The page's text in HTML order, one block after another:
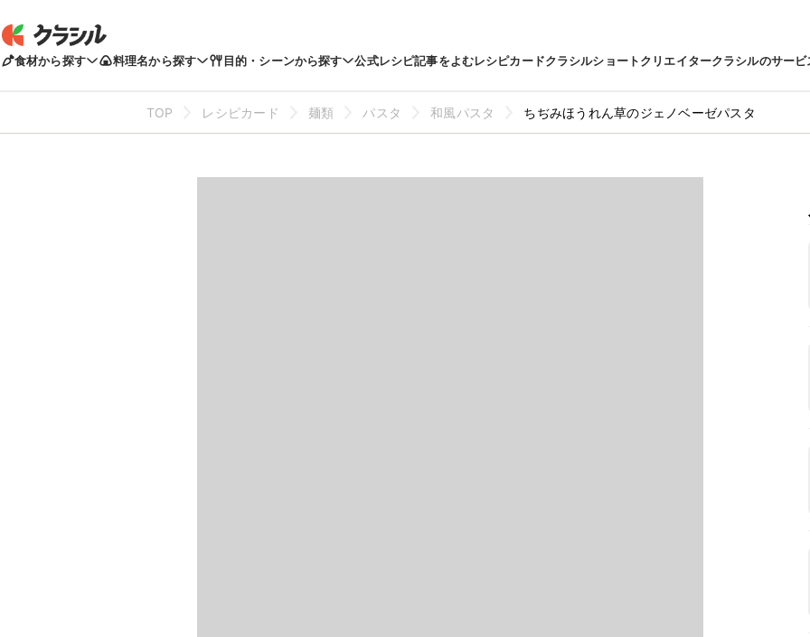
食材から探す 料理名から探す 目的・シーンから探す 公式レシピ記事をよむレシピカードクラシルショートクリエイタークラシルのサービ
TOP レシピカード 麺類 パスタ 和風パスタ ちぢみほうれん草のジェノベーゼパスタ